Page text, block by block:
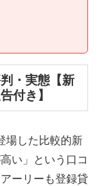
・実態【新
付き】
場した比較的新
い」という口コ
ーリーも登録貸